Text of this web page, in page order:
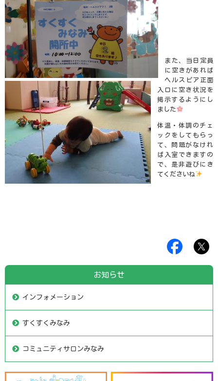
また、当日定員
に空きがあれば
ヘルスピア正面
入口に空き状況を
掲示するようにし
ました
体温・体調のチェ
ックをしてもらっ
て、問題がなけれ
ば入室できますの
で、是非遊びにき
てくださいね
お知らせ
インフォメーション
すくすくみなみ
コミュニティサロンみなみ